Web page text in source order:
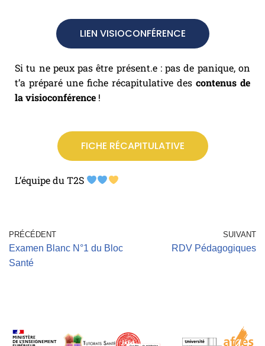
LIEN VISIOCONFÉRENCE
Si tu ne peux pas être présent.e : pas de panique, on
t’a préparé une fiche récapitulative des contenus de
la visioconférence !
FICHE RÉCAPITULATIVE
L’équipe du T2S
PRÉCÉDENT
Examen Blanc N°1 du Bloc
Santé
SUIVANT
RDV Pédagogiques